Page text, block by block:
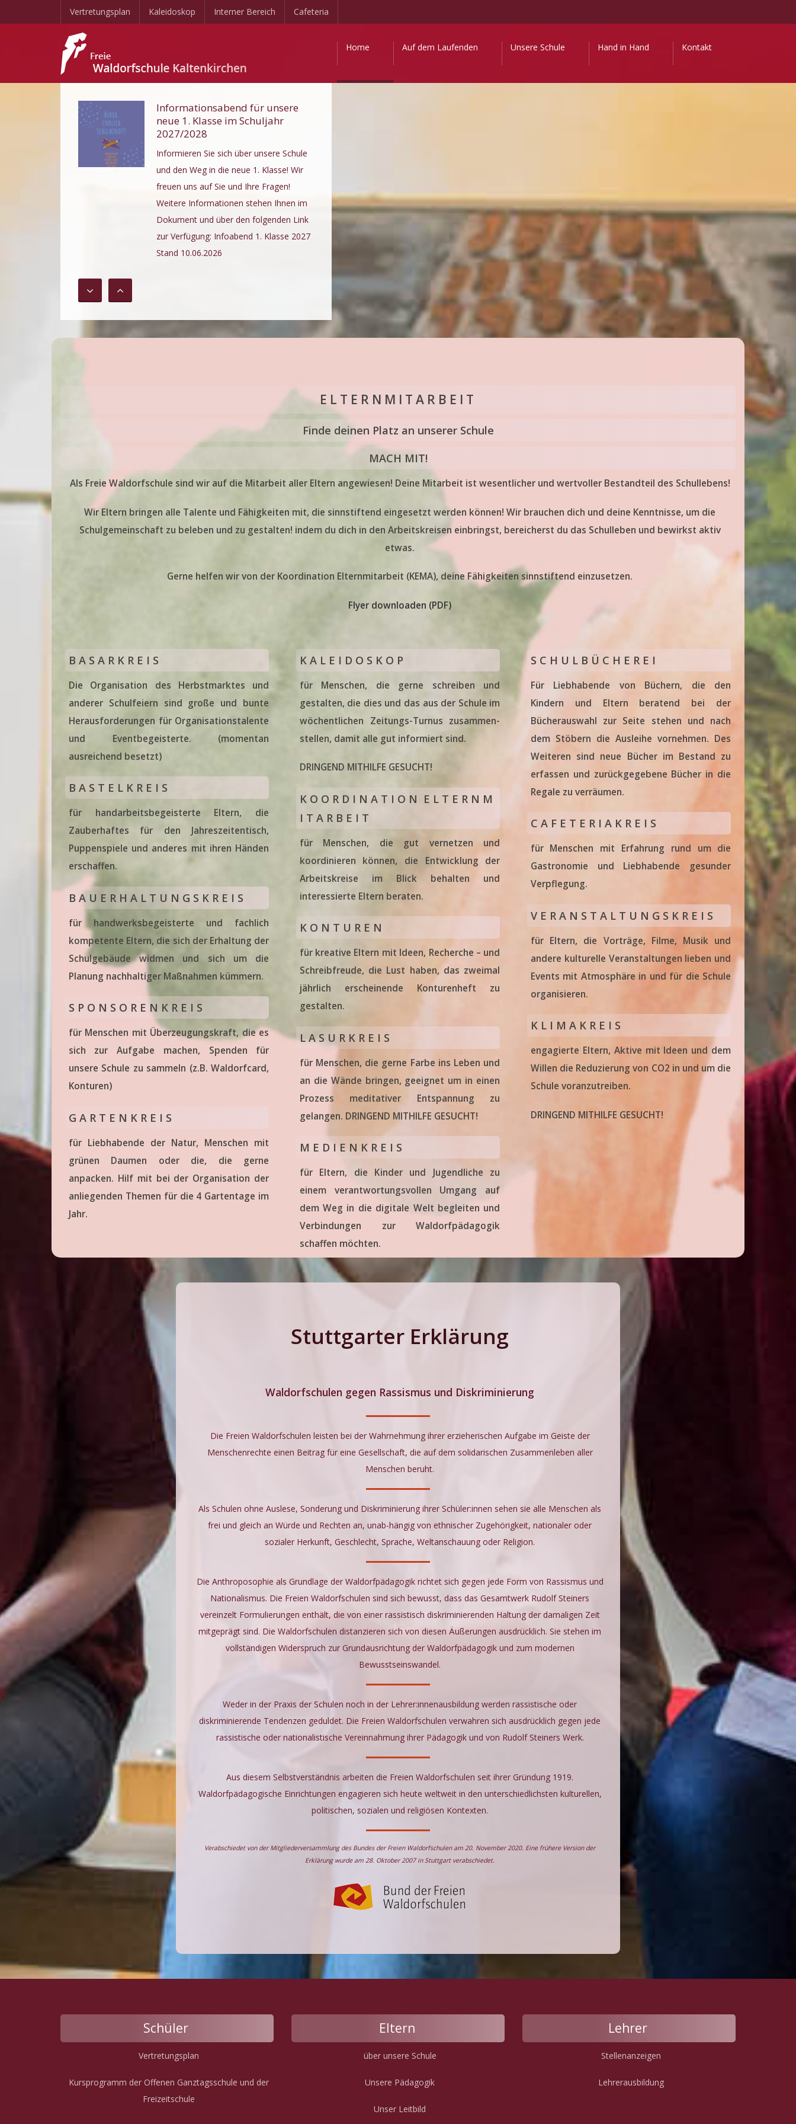
Vertretungsplan Kaleidoskop Interner Bereich Cafeteria
Home Auf dem Laufenden Unsere Schule Hand in Hand Kontakt
Informationsabend für unsere
neue 1. Klasse im Schuljahr
2027/2028
Informieren Sie sich über unsere Schule
und den Weg in die neue 1. Klasse! Wir
freuen uns auf Sie und Ihre Fragen!
Weitere Informationen stehen Ihnen im
Dokument und über den folgenden Link
zur Verfügung: Infoabend 1. Klasse 2027
Stand 10.06.2026
Informations-Elternabende zum
Quereinstieg an unserer Schule
finden Sie im Dokument und über den
folgenden Link. Quereinstieg Infoblatt
Stand V2 10.06.2026
Kursangebote Schuljahr
2026/2027 2. Halbjahr
Aktuelle Stellenangebote
Unsere Cafeteria ist täglich am
Start!
Täglich leckeres Frühstück und Mittag!
Schüler- / Elternbücherei
Die Schüler-/Elternbücherei lässt sich
nun online durchsuchen!
E L T E R N M I T A R B E I T
Finde deinen Platz an unserer Schule
MACH MIT!
Als Freie Waldorfschule sind wir auf die Mitarbeit aller Eltern angewiesen! Deine Mitarbeit ist wesentlicher und wertvoller Bestandteil des Schullebens!
Wir Eltern bringen alle Talente und Fähigkeiten mit, die sinnstiftend eingesetzt werden können! Wir brauchen dich und deine Kenntnisse, um die
Schulgemeinschaft zu beleben und zu gestalten! indem du dich in den Arbeitskreisen einbringst, bereicherst du das Schulleben und bewirkst aktiv
etwas.
Gerne helfen wir von der Koordination Elternmitarbeit (KEMA), deine Fähigkeiten sinnstiftend einzusetzen.
Flyer downloaden (PDF)
B A S A R K R E I S
Die Organisation des Herbstmarktes und
anderer Schulfeiern sind große und bunte
Herausforderungen für Organisations­­talente
und Event­begeisterte. (momentan
ausreichend besetzt)
B A S T E L K R E I S
für handarbeitsbegeisterte Eltern, die
Zauberhaftes für den Jahreszeitentisch,
Puppenspiele und anderes mit ihren Händen
erschaffen.
B A U E R H A L T U N G S K R E I S
für handwerksbegeisterte und fachlich
kompetente Eltern, die sich der Erhaltung der
Schulgebäude widmen und sich um die
Planung nachhaltiger Maßnahmen kümmern.
S P O N S O R E N K R E I S
für Menschen mit Überzeugungskraft, die es
sich zur Aufgabe machen, Spenden für
unsere Schule zu sammeln (z.B. Waldorfcard,
Konturen)
G A R T E N K R E I S
für Liebhabende der Natur, Menschen mit
grünen Daumen oder die, die gerne
anpacken. Hilf mit bei der Organisation der
anliegenden Themen für die 4 Gartentage im
Jahr.
K A L E I D O S K O P
für Menschen, die gerne schreiben und
gestalten, die dies und das aus der Schule im
wöchentlichen Zeitungs-Turnus zusammen­
stellen, damit alle gut informiert sind.
DRINGEND MITHILFE GESUCHT!
K O O R D I N A T I O N E L T E R N M
I T A R B E I T
für Menschen, die gut vernetzen und
koordinieren können, die Entwicklung der
Arbeitskreise im Blick behalten und
interessierte Eltern beraten.
K O N T U R E N
für kreative Eltern mit Ideen, Recherche – und
Schreibfreude, die Lust haben, das zweimal
jährlich erscheinende Konturenheft zu
gestalten.
L A S U R K R E I S
für Menschen, die gerne Farbe ins Leben und
an die Wände bringen, geeignet um in einen
Prozess meditativer Entspannung zu
gelangen. DRINGEND MITHILFE GESUCHT!
M E D I E N K R E I S
für Eltern, die Kinder und Jugendliche zu
einem verantwortungsvollen Umgang auf
dem Weg in die digitale Welt begleiten und
Verbindungen zur Waldorfpädagogik
schaffen möchten.
S C H U L B Ü C H E R E I
Für Liebhabende von Büchern, die den
Kindern und Eltern beratend bei der
Bücherauswahl zur Seite stehen und nach
dem Stöbern die Ausleihe vornehmen. Des
Weiteren sind neue Bücher im Bestand zu
erfassen und zurückgegebene Bücher in die
Regale zu verräumen.
C A F E T E R I A K R E I S
für Menschen mit Erfahrung rund um die
Gastronomie und Liebhabende gesunder
Verpflegung.
V E R A N S T A L T U N G S K R E I S
für Eltern, die Vorträge, Filme, Musik und
andere kulturelle Veranstaltungen lieben und
Events mit Atmosphäre in und für die Schule
organisieren.
K L I M A K R E I S
engagierte Eltern, Aktive mit Ideen und dem
Willen die Reduzierung von CO2 in und um die
Schule voranzutreiben.
DRINGEND MITHILFE GESUCHT!
Stuttgarter Erklärung
Waldorfschulen gegen Rassismus und Diskriminierung
Die Freien Waldorfschulen leisten bei der Wahrnehmung ihrer erzieherischen Aufgabe im Geiste der
Menschenrechte einen Beitrag für eine Gesellschaft, die auf dem solidarischen Zusammenleben aller
Menschen beruht.
Als Schulen ohne Auslese, Sonderung und Diskriminierung ihrer Schüler:innen sehen sie alle Menschen als
frei und gleich an Würde und Rechten an, unab-hängig von ethnischer Zugehörigkeit, nationaler oder
sozialer Herkunft, Geschlecht, Sprache, Weltanschauung oder Religion.
Die Anthroposophie als Grundlage der Waldorfpädagogik richtet sich gegen jede Form von Rassismus und
Nationalismus. Die Freien Waldorfschulen sind sich bewusst, dass das Gesamtwerk Rudolf Steiners
vereinzelt Formulierungen enthält, die von einer rassistisch diskriminierenden Haltung der damaligen Zeit
mitgeprägt sind. Die Waldorfschulen distanzieren sich von diesen Äußerungen ausdrücklich. Sie stehen im
vollständigen Widerspruch zur Grundausrichtung der Waldorfpädagogik und zum modernen
Bewusstseinswandel.
Weder in der Praxis der Schulen noch in der Lehrer:innenausbildung werden rassistische oder
diskriminierende Tendenzen geduldet. Die Freien Waldorfschulen verwahren sich ausdrücklich gegen jede
rassistische oder nationalistische Vereinnahmung ihrer Pädagogik und von Rudolf Steiners Werk.
Aus diesem Selbstverständnis arbeiten die Freien Waldorfschulen seit ihrer Gründung 1919.
Waldorfpädagogische Einrichtungen engagieren sich heute weltweit in den unterschiedlichsten kulturellen,
politischen, sozialen und religiösen Kontexten.
Verabschiedet von der Mitgliederversammlung des Bundes der Freien Waldorfschulen am 20. November 2020. Eine frühere Version der
Erklärung wurde am 28. Oktober 2007 in Stuttgart verabschiedet.
Schüler
Vertretungsplan
Kursprogramm der Offenen Ganztagsschule und der
Freizeitschule
Eltern
über unsere Schule
Unsere Pädagogik
Unser Leitbild
Lehrer
Stellenanzeigen
Lehrerausbildung